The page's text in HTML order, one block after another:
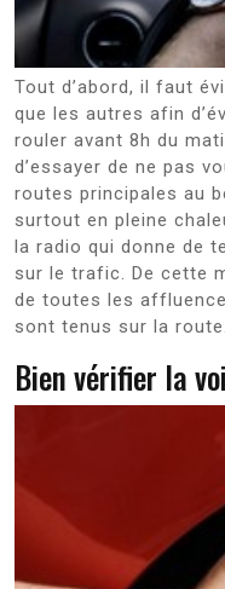
Tout d’abord, il faut
que les autres afin
rouler avant 8h du
d’essayer de ne pas
routes principales au
surtout en pleine
la radio qui donne de
sur le trafic. De cette
de toutes les
sont tenus sur la route.
Bien vérifier la